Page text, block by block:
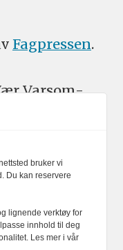
Fagpressen.
Varsom-
vår.
det fulle
med eller
bruker vi
Du kan reservere
lignende verktøy for
innhold til deg
Les mer i vår